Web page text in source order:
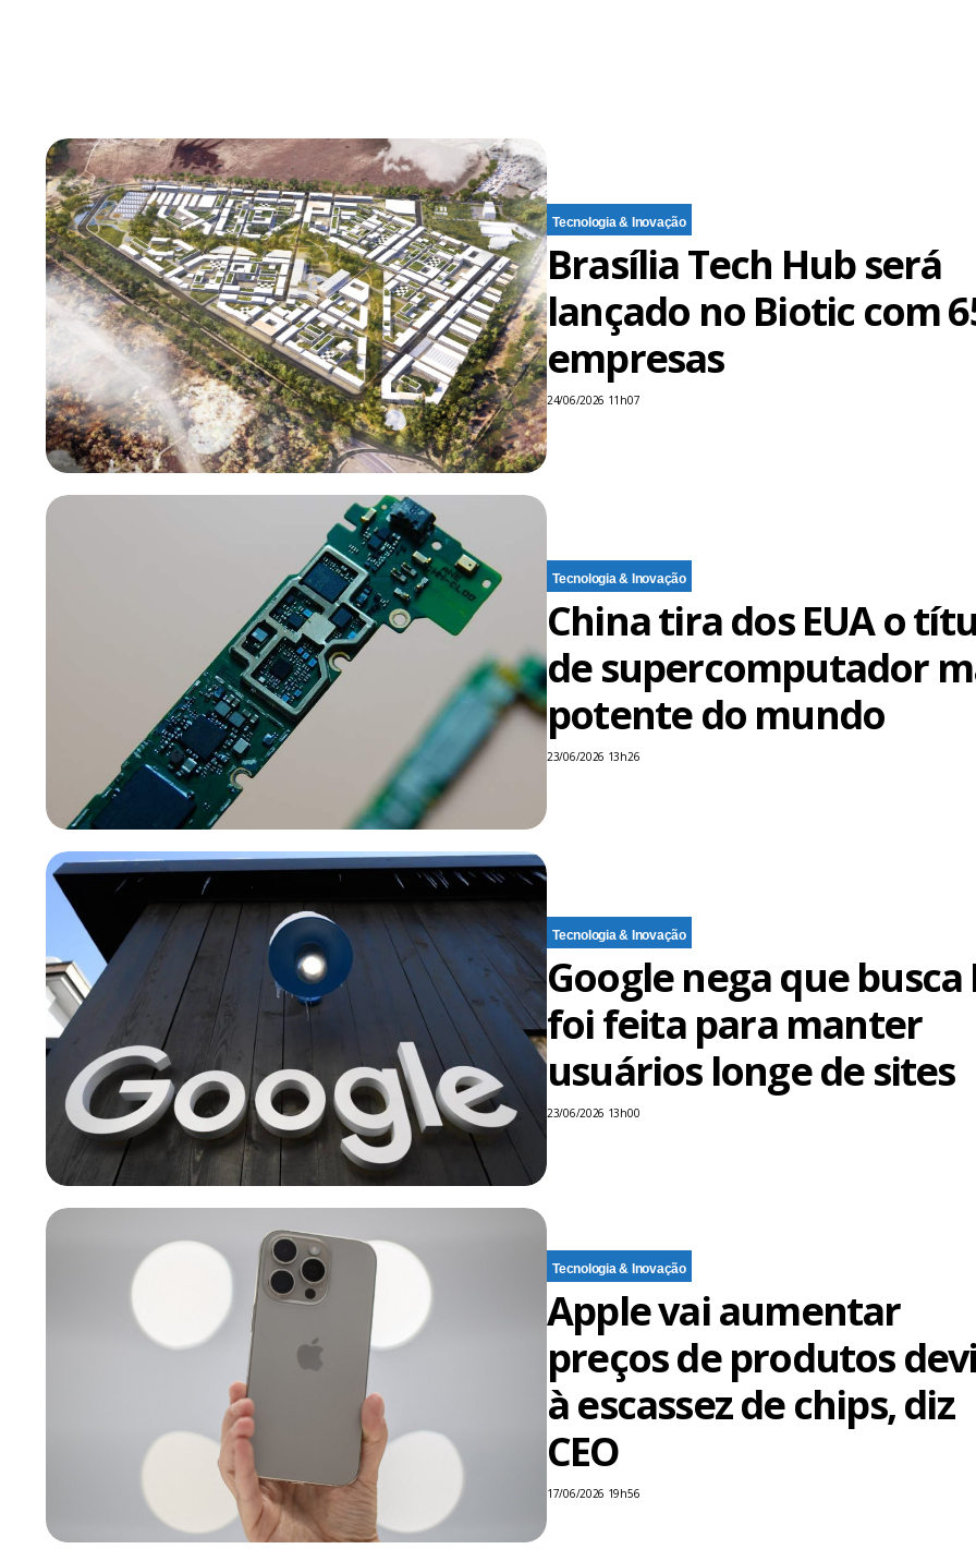
Tecnologia & Inovação
Brasília Tech Hub será
lançado no Biotic com
empresas
24/06/2026 11h07
Tecnologia & Inovação
China tira dos EUA o
de supercomputador
potente do mundo
23/06/2026 13h26
Tecnologia & Inovação
Google nega que busca
foi feita para manter
usuários longe de sites
23/06/2026 13h00
Tecnologia & Inovação
Apple vai aumentar
preços de produtos
à escassez de chips, diz
CEO
17/06/2026 19h56